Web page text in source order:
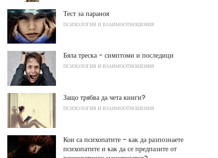
Тест за параноя
ПСИХОЛОГИЯ И ВЗАИМООТНОШЕНИЯ
Бяла треска - симптоми и последици
ПСИХОЛОГИЯ И ВЗАИМООТНОШЕНИЯ
Защо трябва да чета книги?
ПСИХОЛОГИЯ И ВЗАИМООТНОШЕНИЯ
Кои са психопатите - как да разпознаете
психопатите и как да се предпазите от